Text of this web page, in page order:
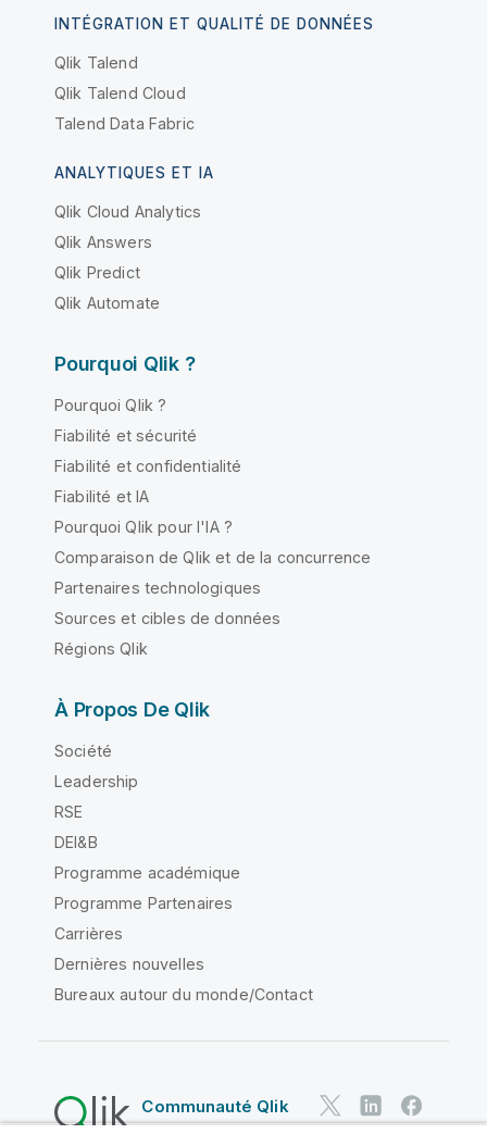
INTÉGRATION ET QUALITÉ DE DONNÉES
Qlik Talend
Qlik Talend Cloud
Talend Data Fabric
ANALYTIQUES ET IA
Qlik Cloud Analytics
Qlik Answers
Qlik Predict
Qlik Automate
Pourquoi Qlik ?
Pourquoi Qlik ?
Fiabilité et sécurité
Fiabilité et confidentialité
Fiabilité et IA
Pourquoi Qlik pour l'IA ?
Comparaison de Qlik et de la concurrence
Partenaires technologiques
Sources et cibles de données
Régions Qlik
À Propos De Qlik
Société
Leadership
RSE
DEI&B
Programme académique
Programme Partenaires
Carrières
Dernières nouvelles
Bureaux autour du monde/Contact
Communauté Qlik